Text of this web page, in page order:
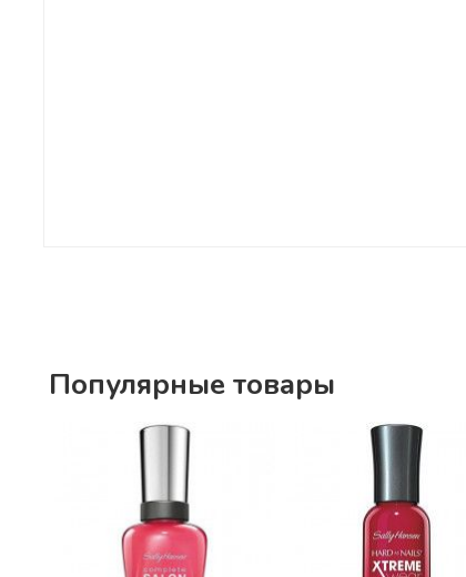
Популярные товары